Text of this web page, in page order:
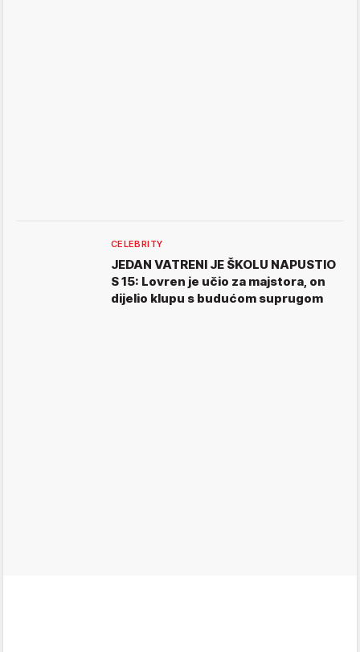
CELEBRITY
JEDAN VATRENI JE ŠKOLU NAPUSTIO
S 15: Lovren je učio za majstora, on
dijelio klupu s budućom suprugom